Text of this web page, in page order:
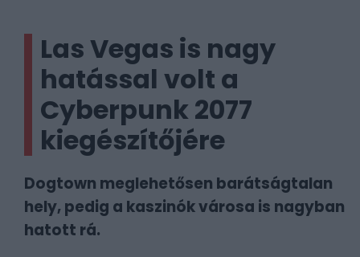
Las Vegas is nagy
hatással volt a
Cyberpunk 2077
kiegészítőjére
Dogtown meglehetősen barátságtalan
hely, pedig a kaszinók városa is nagyban
hatott rá.